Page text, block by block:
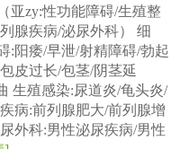
亚zy:性功能障碍/生殖整
腺疾病/泌尿外科） 细
:阳痿/早泄/射精障碍/勃起
皮过长/包茎/阴茎延
生殖感染:尿道炎/龟头炎/
病:前列腺肥大/前列腺增
外科:男性泌尿疾病/男性